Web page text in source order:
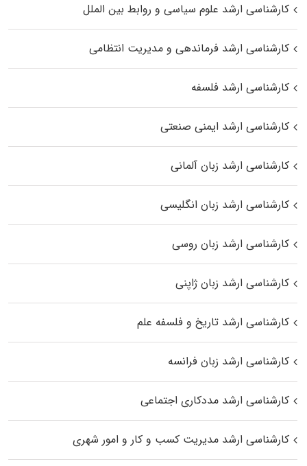
کارشناسی ارشد علوم سیاسی و روابط بین الملل
کارشناسی ارشد فرماندهی و مدیریت انتظامی
کارشناسی ارشد فلسفه
کارشناسی ارشد ایمنی صنعتی
کارشناسی ارشد زبان آلمانی
کارشناسی ارشد زبان انگلیسی
کارشناسی ارشد زبان روسی
کارشناسی ارشد زبان ژاپنی
کارشناسی ارشد تاریخ و فلسفه علم
کارشناسی ارشد زبان فرانسه
کارشناسی ارشد مددکاری اجتماعی
کارشناسی ارشد مدیریت کسب و کار و امور شهری